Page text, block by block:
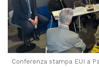
Conferenza stampa EUI a